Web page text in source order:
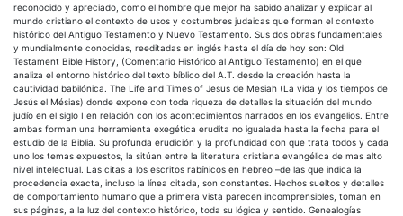
reconocido y apreciado, como el hombre que mejor ha sabido analizar y explicar al
mundo cristiano el contexto de usos y costumbres judaicas que forman el contexto
histórico del Antiguo Testamento y Nuevo Testamento. Sus dos obras fundamentales
y mundialmente conocidas, reeditadas en inglés hasta el día de hoy son: Old
Testament Bible History, (Comentario Histórico al Antiguo Testamento) en el que
analiza el entorno histórico del texto bíblico del A.T. desde la creación hasta la
cautividad babilónica. The Life and Times of Jesus de Mesiah (La vida y los tiempos de
Jesús el Mésias) donde expone con toda riqueza de detalles la situación del mundo
judío en el siglo I en relación con los acontecimientos narrados en los evangelios. Entre
ambas forman una herramienta exegética erudita no igualada hasta la fecha para el
estudio de la Biblia. Su profunda erudición y la profundidad con que trata todos y cada
uno los temas expuestos, la sitúan entre la literatura cristiana evangélica de mas alto
nivel intelectual. Las citas a los escritos rabínicos en hebreo –de las que indica la
procedencia exacta, incluso la línea citada, son constantes. Hechos sueltos y detalles
de comportamiento humano que a primera vista parecen incomprensibles, toman en
sus páginas, a la luz del contexto histórico, toda su lógica y sentido. Genealogías